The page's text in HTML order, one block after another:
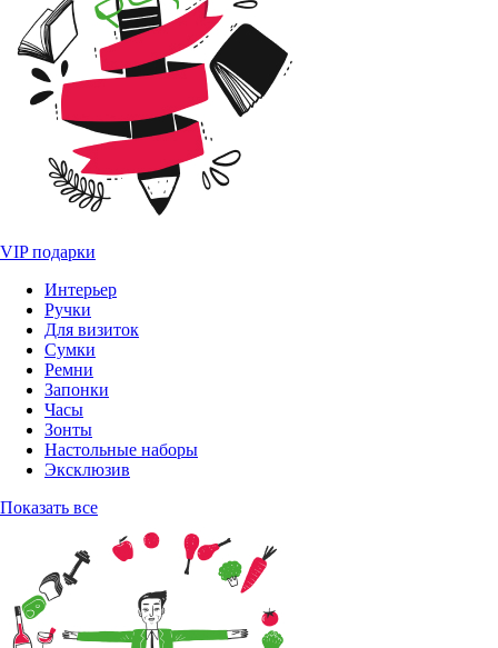
VIP подарки
Интерьер
Ручки
Для визиток
Сумки
Ремни
Запонки
Часы
Зонты
Настольные наборы
Эксклюзив
Показать все